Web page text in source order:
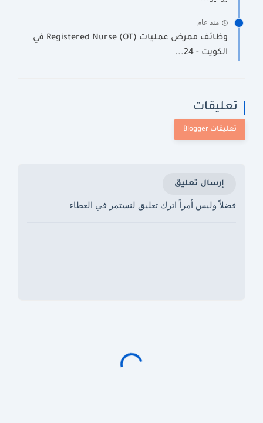
منذ عام
وظائف ممرض عمليات Registered Nurse (OT) في
الكويت - 24...
تعليقات
إرسال تعليق
فضلاً وليس أمراً اترك تعليق لنستمر في العطاء